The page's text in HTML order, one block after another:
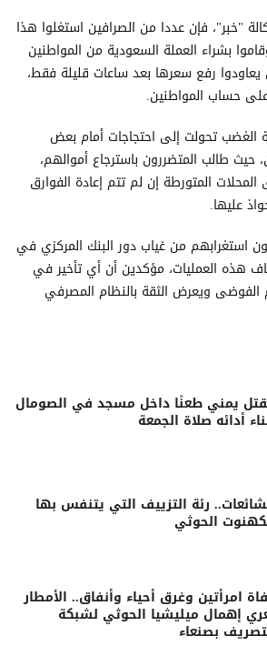
"خبر"، فإن عددا من الصرافين استغلوا هذا
بشراء العملة السعودية من المواطنين
رفع سعرها بعد ساعات قليلة فقط،
حساب المواطنين.
الغضب تحولت إلى احتجاجات أمام بعض
طالب المتضررون باسترجاع أموالهم،
المحلات المتورطة إن لم تتم إعادة الفوارق
عليها.
استغرابهم من غياب دور البنك المركزي في
هذه العمليات، مؤكدين أن أي تأخير في
الفوضى ويعرض الثقة بالنظام المصرفي
يمني طعنًا داخل مسجد في الصومال
أدائه صلاة الجمعة
رئة التزييف التي يتنفس بها
الحوثي
امرأتين وغرق أحياء وأنفاق.. الأمطار
إهمال ميليشيا الحوثي لشبكة
بصنعاء